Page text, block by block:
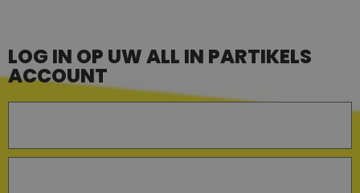
LOG IN OP UW ALL IN PARTIKELS
ACCOUNT